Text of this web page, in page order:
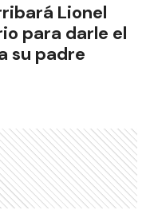
Lionel
para darle el
su padre